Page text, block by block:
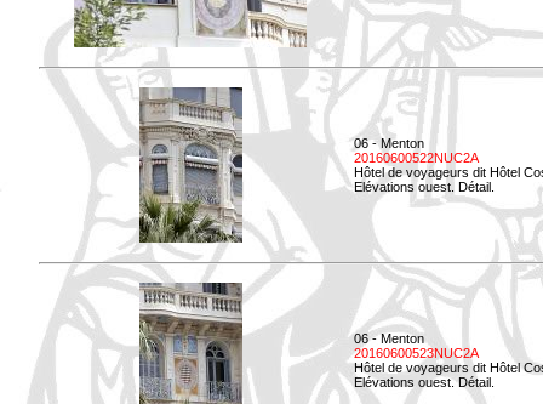
06 - Menton
20160600522NUC2A
Hôtel de voyageurs dit Hôtel
Elévations ouest. Détail.
06 - Menton
20160600523NUC2A
Hôtel de voyageurs dit Hôtel
Elévations ouest. Détail.